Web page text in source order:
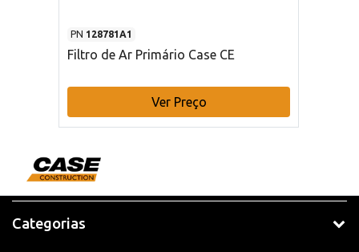
PN 128781A1
Filtro de Ar Primário Case CE
Ver Preço
Categorias